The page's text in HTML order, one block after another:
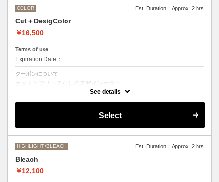
COLOR Est. Duration：Approx. 2 hrs
Cut＋DesigColor
￥16,500
Terms of use
Expiration Date：
クーポンについて
カットとブリーチなしのデザインカラー
デザインによって施術時間、お値段前後する場合がございます。
M ¥＋1100 L¥＋1650 LL¥＋2200
See details
Select
HIGHLIGHT /BLEACH Est. Duration：Approx. 2 hrs
Bleach
￥12,100